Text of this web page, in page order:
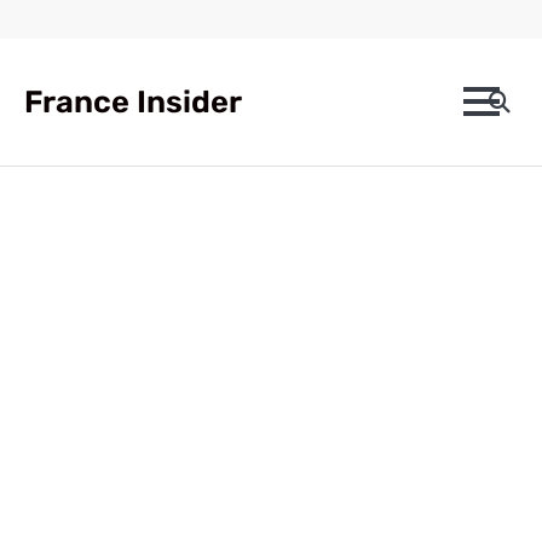
France Insider